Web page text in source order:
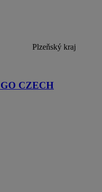
Plzeňský kraj
CZECH